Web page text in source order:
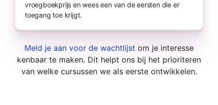
vroegboekprijs en wees een van de eersten die er
toegang toe krijgt.
Meld je aan voor de wachtlijst om je interesse
kenbaar te maken. Dit helpt ons bij het prioriteren
van welke cursussen we als eerste ontwikkelen.